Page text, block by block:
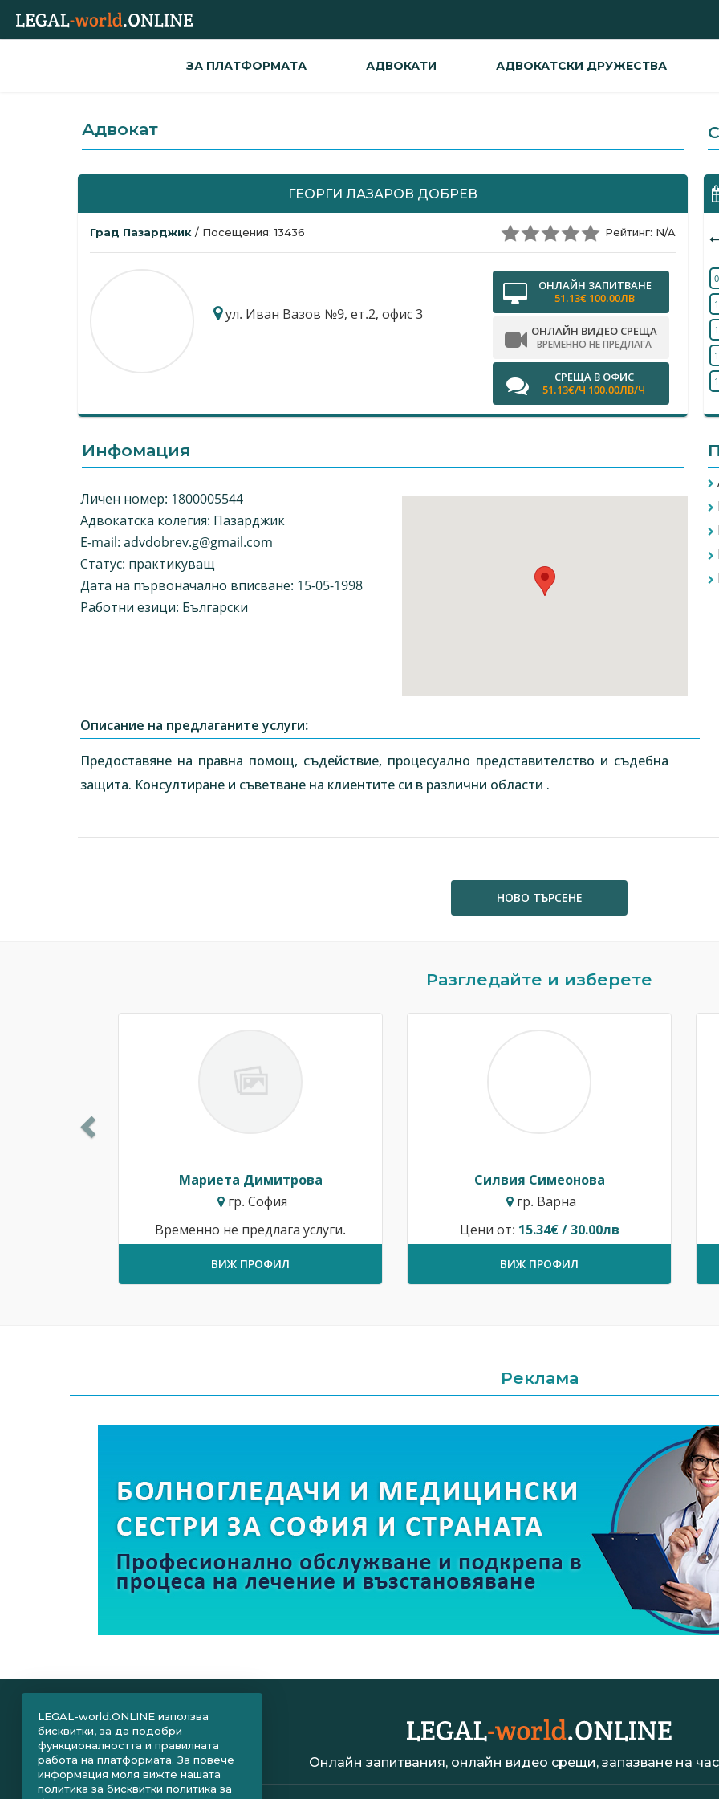
ЗА ПЛАТФОРМАТА АДВОКАТИ АДВОКАТСКИ ДРУЖЕСТВА
Адвокат
ГЕОРГИ ЛАЗАРОВ ДОБРЕВ
Град Пазарджик / Посещения: 13436 Рейтинг: N/A
ул. Иван Вазов №9, ет.2, офис 3
ОНЛАЙН ЗАПИТВАНЕ
51.13€ 100.00ЛВ
ОНЛАЙН ВИДЕО СРЕЩА
ВРЕМЕННО НЕ ПРЕДЛАГА
СРЕЩА В ОФИС
51.13€/Ч 100.00ЛВ/Ч
Инфомация
Личен номер: 1800005544
Адвокатска колегия: Пазарджик
E-mail: advdobrev.g@gmail.com
Статус: практикуващ
Дата на първоначално вписване: 15-05-1998
Работни езици: Български
Описание на предлаганите услуги:
Предоставяне на правна помощ, съдействие, процесуално представителство и съдебна
защита. Консултиране и съветване на клиентите си в различни области .
НОВО ТЪРСЕНЕ
Разгледайте и изберете
Мариета Димитрова
гр. София
Временно не предлага услуги.
ВИЖ ПРОФИЛ
Силвия Симеонова
гр. Варна
Цени от: 15.34€ / 30.00лв
ВИЖ ПРОФИЛ
Реклама
Онлайн запитвания, онлайн видео срещи, запазване на
LEGAL-world.ONLINE използва
бисквитки, за да подобри
функционалността и правилната
работа на платформата. За повече
информация моля вижте нашата
политика за бисквитки политика за